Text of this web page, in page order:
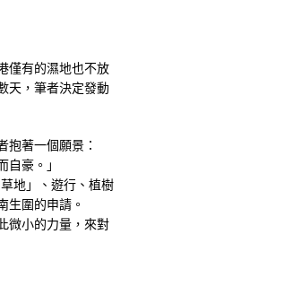
僅有的濕地也不放
天，筆者決定發動
抱著一個願景：
豪。」
地」、遊行、植樹
生圍的申請。
微小的力量，來對